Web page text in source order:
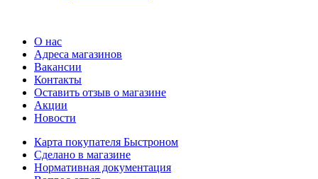
О нас
Адреса магазинов
Вакансии
Контакты
Оставить отзыв о магазине
Акции
Новости
Карта покупателя Быстроном
Сделано в магазине
Нормативная документация